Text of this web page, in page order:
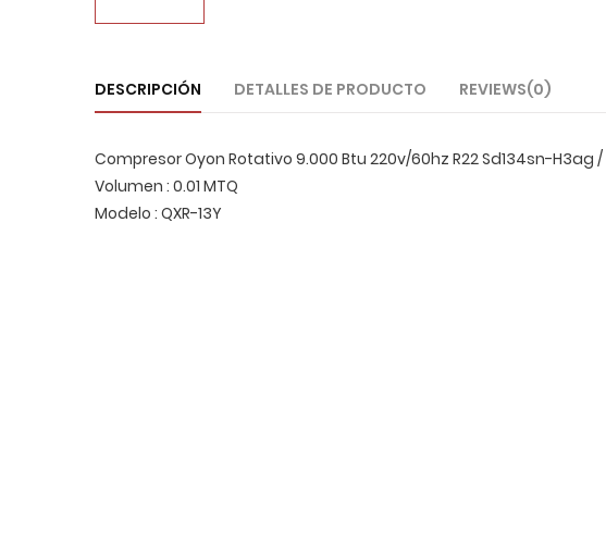
DESCRIPCIÓN DETALLES DE PRODUCTO REVIEWS(0)
Compresor Oyon Rotativo 9.000 Btu 220v/60hz R22 Sd134sn-H3ag /
Volumen : 0.01 MTQ
Modelo : QXR-13Y